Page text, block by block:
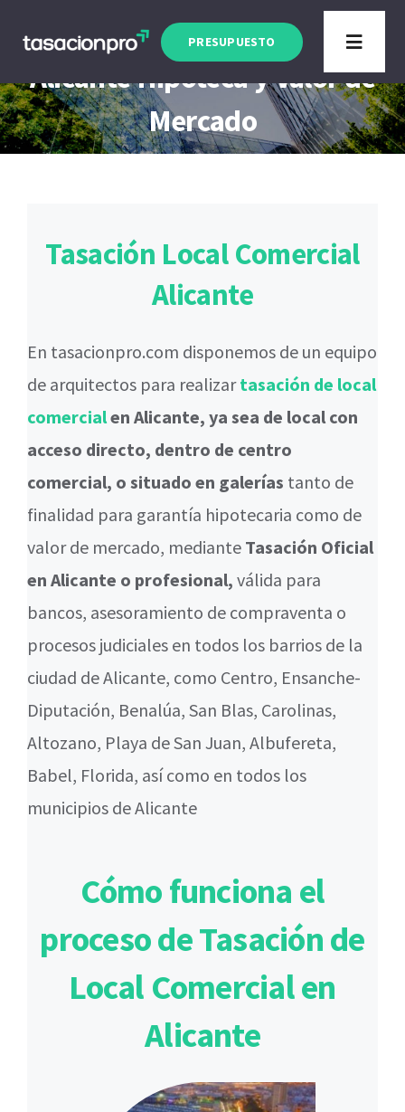
Toggle
Tipo de Inmueble
Finalidad
PRESUPUESTO
Tasación Local Comercial
Alicante Hipoteca y Valor de
Mercado
Tasación Local Comercial
Alicante
En tasacionpro.com disponemos de un equipo
de arquitectos para realizartasación de local
comercialen Alicante, ya sea de local con
acceso directo, dentro de centro
comercial, o situado en galerías tanto de
finalidad para garantía hipotecaria como de
valor de mercado, mediante Tasación Oficial
en Alicante o profesional, válida para
bancos, asesoramiento de compraventa o
procesos judiciales en todos los barrios de la
ciudad de Alicante, como Centro, Ensanche-
Diputación, Benalúa, San Blas, Carolinas,
Altozano, Playa de San Juan, Albufereta,
Babel, Florida, así como en todos los
municipios de Alicante
Cómo funciona el
proceso de Tasación de
Local Comercial en
Alicante